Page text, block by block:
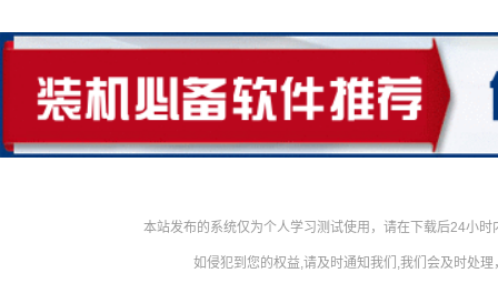
本站发布的系统仅为个人学习测试使用，请在下载后24小
如侵犯到您的权益,请及时通知我们,我们会及时处